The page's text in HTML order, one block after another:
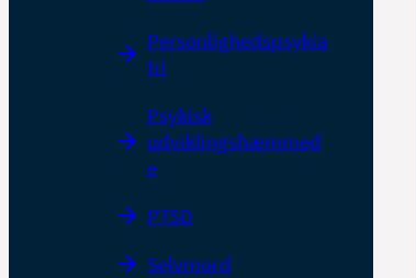
Personlighedspsykia
tri
Psykisk
udviklingshæmmed
e
PTSD
Selvmord